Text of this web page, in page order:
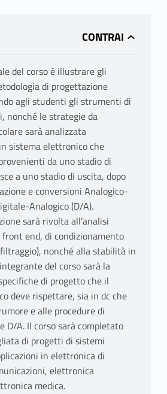
del corso è illustrare gli
di progettazione
agli studenti gli strumenti di
nonché le strategie da
sarà analizzata
sistema elettronico che
da uno stadio di
a uno stadio di uscita, dopo
e conversioni Analogico-
Analogico (D/A).
sarà rivolta all’analisi
end, di condizionamento
nonché alla stabilità in
del corso sarà la
di progetto che il
deve rispettare, sia in dc che
e alle procedure di
D/A. Il corso sarà completato
di progetti di sistemi
in elettronica di
elettronica
medica.